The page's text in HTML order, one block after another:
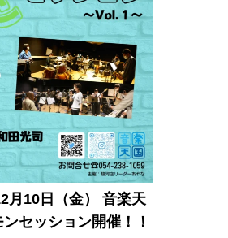
月10日（金） 音楽天
セッション開催！！